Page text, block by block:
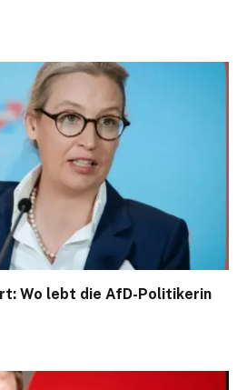
Wo lebt die AfD-Politikerin